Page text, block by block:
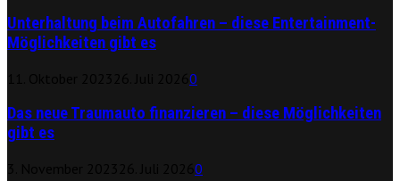
Unterhaltung beim Autofahren – diese Entertainment-
Möglichkeiten gibt es
0
Das neue Traumauto finanzieren – diese Möglichkeiten
gibt es
0